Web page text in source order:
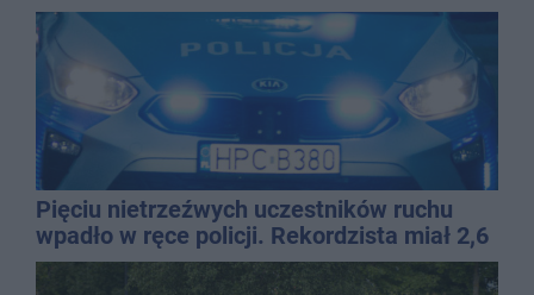
Pięciu nietrzeźwych uczestników ruchu
wpadło w ręce policji. Rekordzista miał 2,6
promila